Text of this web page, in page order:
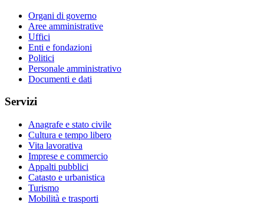
Organi di governo
Aree amministrative
Uffici
Enti e fondazioni
Politici
Personale amministrativo
Documenti e dati
Servizi
Anagrafe e stato civile
Cultura e tempo libero
Vita lavorativa
Imprese e commercio
Appalti pubblici
Catasto e urbanistica
Turismo
Mobilità e trasporti